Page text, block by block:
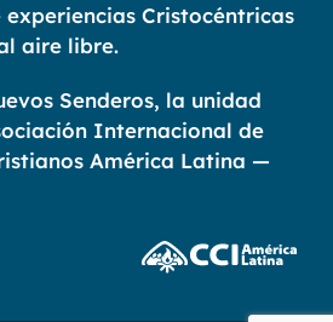
experiencias Cristocéntricas
aire libre.
Senderos, la unidad
Internacional de
América Latina —